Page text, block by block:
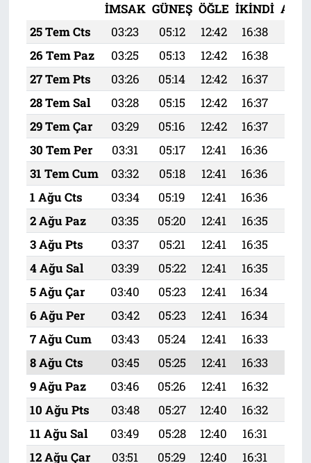
İMSAK GÜNEŞ ÖĞLE İKINDI
25 Tem Cts
03:23 05:12 12:42 16:38
26 Tem Paz
03:25 05:13 12:42 16:38
27 Tem Pts
03:26 05:14 12:42 16:37
28 Tem Sal
03:28 05:15 12:42 16:37
29 Tem Çar
03:29 05:16 12:42 16:37
30 Tem Per
03:31 05:17 12:41 16:36
31 Tem Cum
03:32 05:18 12:41 16:36
1 Ağu Cts
03:34 05:19 12:41 16:36
2 Ağu Paz
03:35 05:20 12:41 16:35
3 Ağu Pts
03:37 05:21 12:41 16:35
4 Ağu Sal
03:39 05:22 12:41 16:35
5 Ağu Çar
03:40 05:23 12:41 16:34
6 Ağu Per
03:42 05:23 12:41 16:34
7 Ağu Cum
03:43 05:24 12:41 16:33
8 Ağu Cts
03:45 05:25 12:41 16:33
9 Ağu Paz
03:46 05:26 12:41 16:32
10 Ağu Pts
03:48 05:27 12:40 16:32
11 Ağu Sal
03:49 05:28 12:40 16:31
12 Ağu Çar
03:51 05:29 12:40 16:31